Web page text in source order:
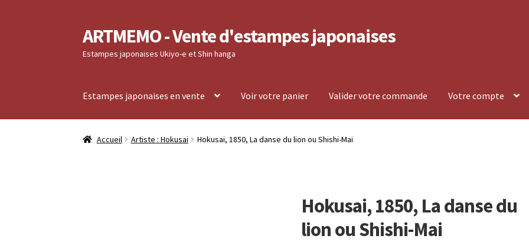
Aller
à
la
Aller
au
contenu
ARTMEMO - Vente d'estampes japonaises
Estampes japonaises Ukiyo-e et Shin hanga
Estampes japonaises en vente Voir votre panier Valider votre commande Votre compte
Accueil Frais d’envoi, délais de Livraison, règlement et retour Politique de confidentialité
Accueil Artiste : Hokusai Hokusai, 1850, La danse du lion ou Shishi-Mai
Hokusai, 1850, La danse du
lion ou Shishi-Mai